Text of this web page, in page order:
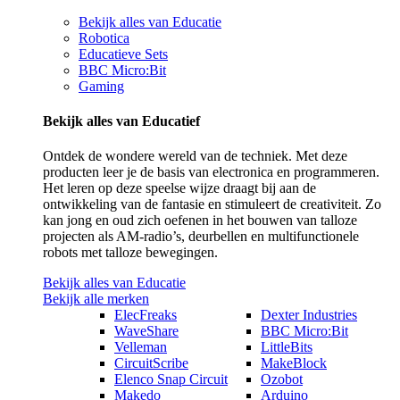
Bekijk alles van Educatie
Robotica
Educatieve Sets
BBC Micro:Bit
Gaming
Bekijk alles van Educatief
Ontdek de wondere wereld van de techniek. Met deze
producten leer je de basis van electronica en programmeren.
Het leren op deze speelse wijze draagt bij aan de
ontwikkeling van de fantasie en stimuleert de creativiteit. Zo
kan jong en oud zich oefenen in het bouwen van talloze
projecten als AM-radio’s, deurbellen en multifunctionele
robots met talloze bewegingen.
Bekijk alles van Educatie
Bekijk alle merken
ElecFreaks
WaveShare
Velleman
CircuitScribe
Elenco Snap Circuit
Makedo
Dexter Industries
BBC Micro:Bit
LittleBits
MakeBlock
Ozobot
Arduino